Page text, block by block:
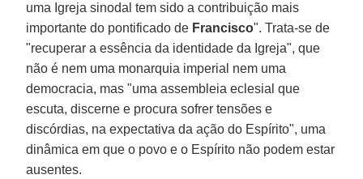
uma Igreja sinodal tem sido a contribuição mais
importante do pontificado de Francisco". Trata-se de
"recuperar a essência da identidade da Igreja", que
não é nem uma monarquia imperial nem uma
democracia, mas "uma assembleia eclesial que
escuta, discerne e procura sofrer tensões e
discórdias, na expectativa da ação do Espírito", uma
dinâmica em que o povo e o Espírito não podem estar
ausentes.